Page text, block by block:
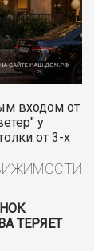
входом от
у
от 3-х
ТЕРЯЕТ